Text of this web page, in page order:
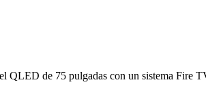
QLED de 75 pulgadas con un sistema Fire